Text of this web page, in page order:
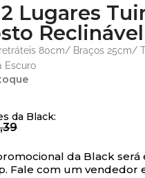
Lugares
Reclinável
80cm/ Braços 25cm/
Escuro
da Black:
da Black será
Fale com um vendedor